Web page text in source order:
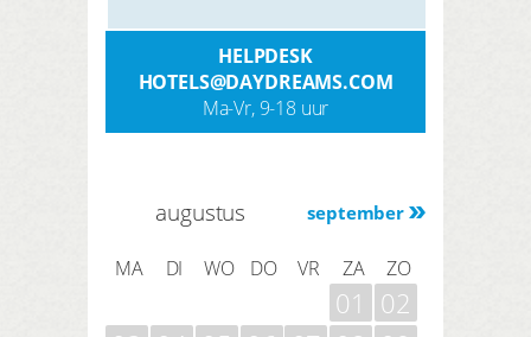
HELPDESK
HOTELS@DAYDREAMS.COM
Ma-Vr, 9-18 uur
september
augustus
MA DI WO DO VR ZA ZO
01
02